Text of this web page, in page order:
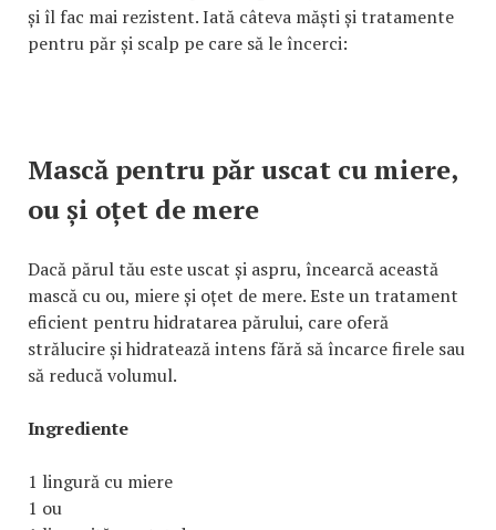
și îl fac mai rezistent. Iată câteva măști și tratamente
pentru păr și scalp pe care să le încerci:
Mască pentru păr uscat cu miere,
ou și oțet de mere
Dacă părul tău este uscat și aspru, încearcă această
mască cu ou, miere și oțet de mere. Este un tratament
eficient pentru hidratarea părului, care oferă
strălucire și hidratează intens fără să încarce firele sau
să reducă volumul.
Ingrediente
1 lingură cu miere
1 ou